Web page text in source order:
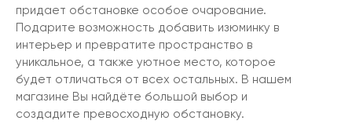
придает обстановке особое очарование.
Подарите возможность добавить изюминку в
интерьер и превратите пространство в
уникальное, а также уютное место, которое
будет отличаться от всех остальных. В нашем
магазине Вы найдёте большой выбор и
создадите превосходную обстановку.